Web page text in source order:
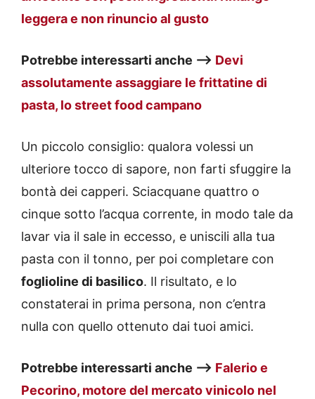
leggera e non rinuncio al gusto
Potrebbe interessarti anche —> Devi
assolutamente assaggiare le frittatine di
pasta, lo street food campano
Un piccolo consiglio: qualora volessi un
ulteriore tocco di sapore, non farti sfuggire la
bontà dei capperi. Sciacquane quattro o
cinque sotto l’acqua corrente, in modo tale da
lavar via il sale in eccesso, e uniscili alla tua
pasta con il tonno, per poi completare con
foglioline di basilico. Il risultato, e lo
constaterai in prima persona, non c’entra
nulla con quello ottenuto dai tuoi amici.
Potrebbe interessarti anche —> Falerio e
Pecorino, motore del mercato vinicolo nel